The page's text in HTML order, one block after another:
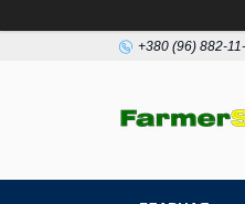
+380 (96) 882-